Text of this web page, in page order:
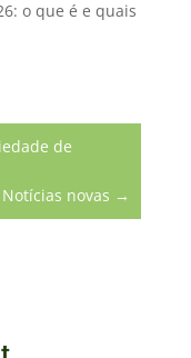
o que é e quais
de
Notícias novas →